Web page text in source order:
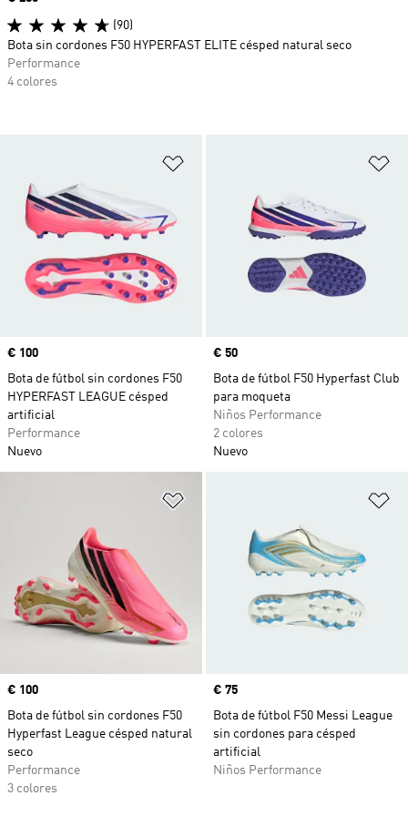
Precio
€ 100
Bota de fútbol sin cordones F50
HYPERFAST LEAGUE césped
artificial
Performance
Nuevo
Precio
€ 50
Bota de fútbol F50 Hyperfast Club
para moqueta
Niños Performance
2 colores
Nuevo
Precio
€ 100
Bota de fútbol sin cordones F50
Hyperfast League césped natural
seco
Performance
3 colores
Precio
€ 75
Bota de fútbol F50 Messi League
sin cordones para césped
artificial
Niños Performance
(90)
Bota sin cordones F50 HYPERFAST ELITE césped natural seco
Performance
4 colores